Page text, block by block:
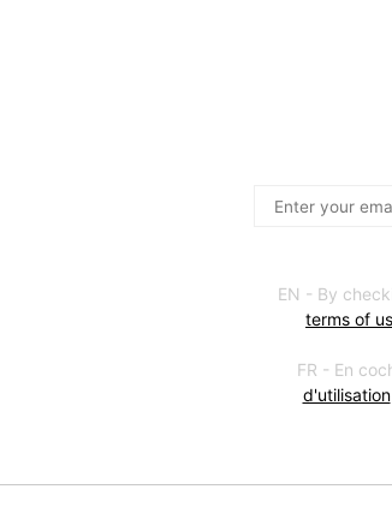
EN - By
terms of
FR - En
d'utilisation